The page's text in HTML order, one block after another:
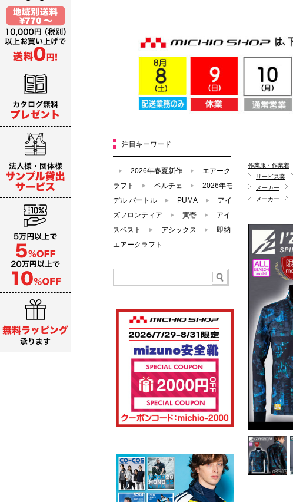
作業服・作業着
サービス業
メーカー
メーカー
注目キーワード
2026年春夏新作
エアーク
ラフト
ペルチェ
2026年モ
デル バートル
PUMA
アイ
ズフロンティア
寅壱
アイ
スベスト
アシックス
即納
エアークラフト